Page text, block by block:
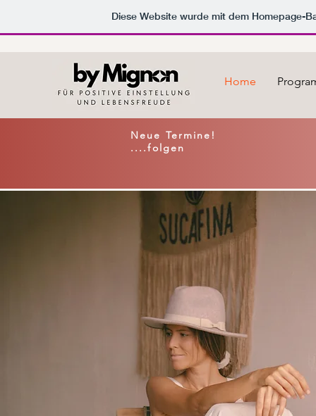
Diese Website wurde mit dem Homepage-
Home
Neue Termine!
....folgen